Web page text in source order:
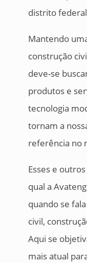
distrito
Mantendo
construção
deve-se
produtos e
tecnologia
tornam a
referência no
Esses e
qual a
quando se
civil,
Aqui se
mais atual